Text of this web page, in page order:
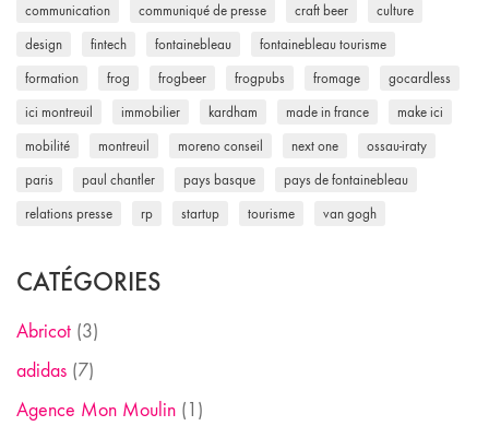
communication communiqué de presse craft beer culture
design fintech fontainebleau fontainebleau tourisme
formation frog frogbeer frogpubs fromage gocardless
ici montreuil immobilier kardham made in france make ici
mobilité montreuil moreno conseil next one ossau-iraty
paris paul chantler pays basque pays de fontainebleau
relations presse rp startup tourisme van gogh
CATÉGORIES
Abricot (3)
adidas (7)
Agence Mon Moulin (1)